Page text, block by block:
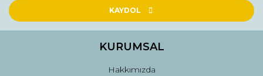
KAYDOL
KURUMSAL
Hakkımızda